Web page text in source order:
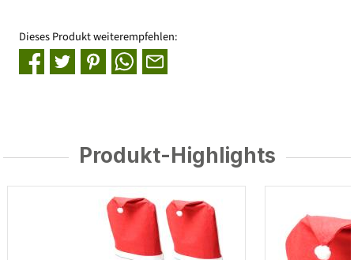
Dieses Produkt weiterempfehlen:
Produkt-Highlights